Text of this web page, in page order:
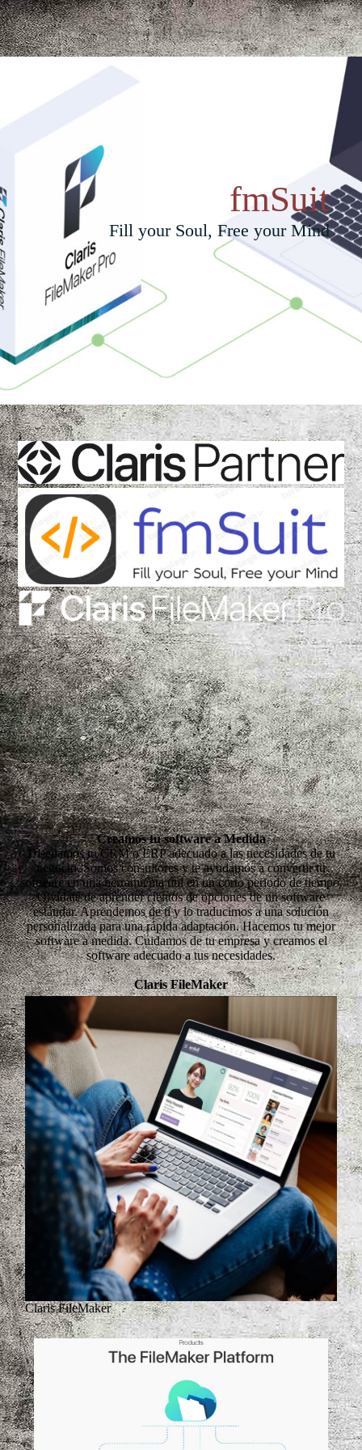
fmSuit
Fill your Soul, Free your Mind
Creamos tu software a Medida
Diseñamos tu CRM o ERP adecuado a las necesidades de tu
negocio. Somos consultores y te ayudamos a convertir tu
software en una herramienta útil en un corto periodo de tiempo.
Olvídate de aprender cientos de opciones de un software
estándar. Aprendemos de ti y lo traducimos a una solución
personalizada para una rápida adaptación. Hacemos tu mejor
software a medida. Cuidamos de tu empresa y creamos el
software adecuado a tus necesidades.
Claris FileMaker
Claris FileMaker